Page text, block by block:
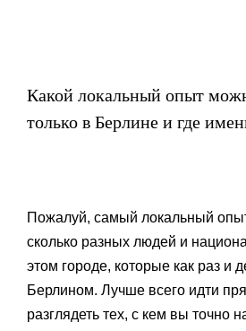
Какой локальный опыт
только в Берлине и где
Пожалуй, самый локальный
сколько разных людей и
этом городе, которые как раз и
Берлином. Лучше всего идти
разглядеть тех, с кем вы точно